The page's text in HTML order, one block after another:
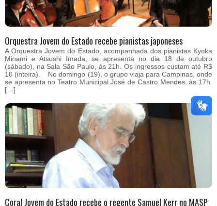
Orquestra Jovem do Estado recebe pianistas japoneses
A Orquestra Jovem do Estado, acompanhada dos pianistas Kyoka
Minami e Atsushi Imada, se apresenta no dia 18 de outubro
(sábado), na Sala São Paulo, às 21h. Os ingressos custam até R$
10 (inteira). No domingo (19), o grupo viaja para Campinas, onde
se apresenta no Teatro Municipal José de Castro Mendes, às 17h.
[…]
Coral Jovem do Estado recebe o regente Samuel Kerr no MASP